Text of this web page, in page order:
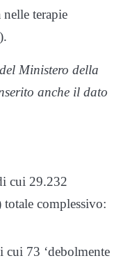
terapie
Ministero della
anche il dato
cui 29.232
complessivo:
73 ‘debolmente